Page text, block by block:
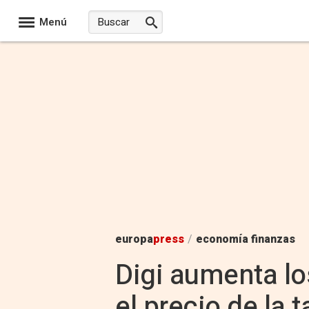
Menú
europapress / economía finanzas
Digi aumenta